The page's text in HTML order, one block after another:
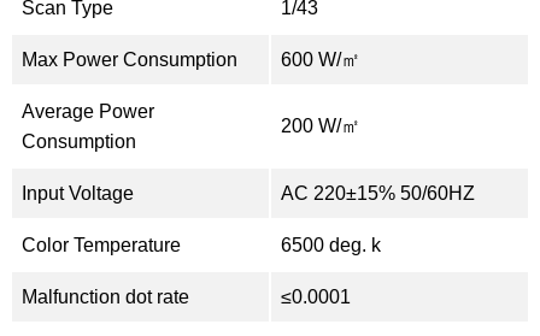
Scan Type 1/43
Max Power Consumption 600 W/㎡
Average Power
Consumption
200 W/㎡
Input Voltage AC 220±15% 50/60HZ
Color Temperature 6500 deg. k
Malfunction dot rate ≤0.0001